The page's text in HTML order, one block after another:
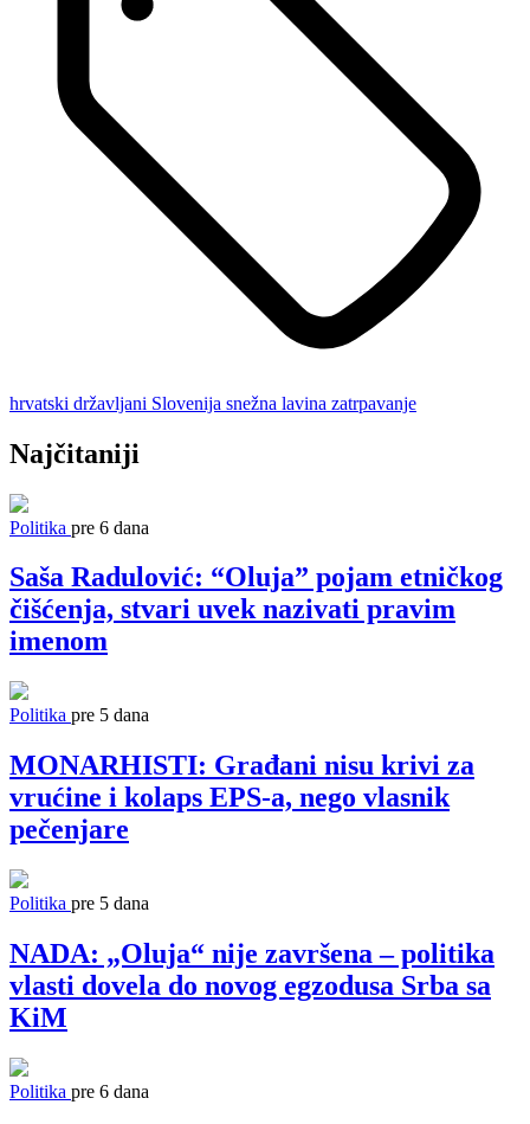
hrvatski državljani Slovenija snežna lavina zatrpavanje
Najčitaniji
Politika pre 6 dana
Saša Radulović: “Oluja” pojam etničkog
čišćenja, stvari uvek nazivati pravim
imenom
Politika pre 5 dana
MONARHISTI: Građani nisu krivi za
vrućine i kolaps EPS-a, nego vlasnik
pečenjare
Politika pre 5 dana
NADA: „Oluja“ nije završena – politika
vlasti dovela do novog egzodusa Srba sa
KiM
Politika pre 6 dana